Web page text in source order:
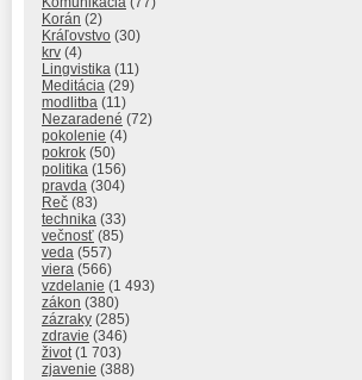
Korán (2)
Kráľovstvo (30)
krv (4)
Lingvistika (11)
Meditácia (29)
modlitba (11)
Nezaradené (72)
pokolenie (4)
pokrok (50)
politika (156)
pravda (304)
Reč (83)
technika (33)
večnosť (85)
veda (557)
viera (566)
vzdelanie (1 493)
zákon (380)
zázraky (285)
zdravie (346)
život(1 703)
zjavenie (388)